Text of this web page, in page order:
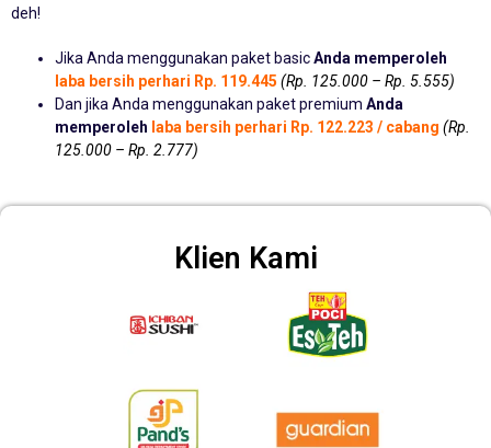
deh!
Jika Anda menggunakan paket basicAnda memperoleh
laba bersih perhari Rp. 119.445 (Rp. 125.000 – Rp. 5.555)
Dan jika Anda menggunakan paket premium Anda
memperoleh laba bersih perhari Rp. 122.223 / cabang (Rp.
125.000 – Rp. 2.777)
Klien Kami